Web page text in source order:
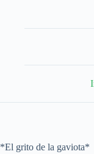
*El grito de la gaviota*